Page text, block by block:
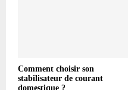
Comment choisir son
stabilisateur de courant
domestique ?